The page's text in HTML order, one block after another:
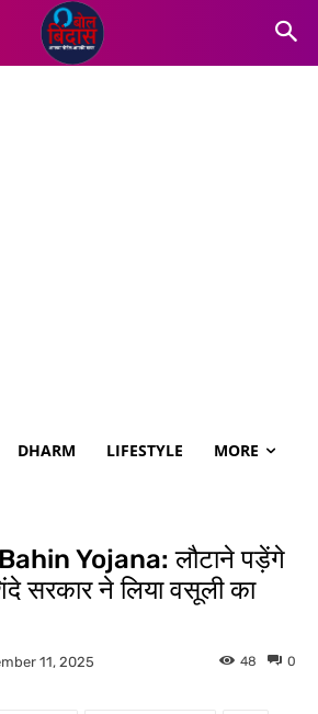
DHARM LIFESTYLE MORE
Yojana: लौटाने पड़ेंगे
सरकार ने लिया वसूली का
11, 2025 0
48